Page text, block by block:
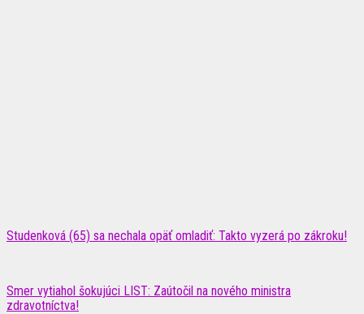
Studenková (65) sa nechala opäť omladiť: Takto vyzerá po zákroku!
Smer vytiahol šokujúci LIST: Zaútočil na nového ministra
zdravotníctva!